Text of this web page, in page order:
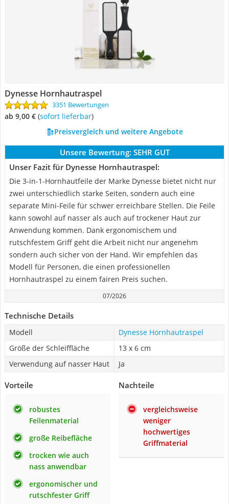
Dynesse Hornhautraspel
3351 Bewertungen
ab 9,00 € ( Sofort lieferbar)
Preisvergleich und weitere Angebote
Unsere Bewertung: SEHR GUT
Unser Fazit für Dynesse Hornhautraspel:
Die 3-in-1-Hornhautfeile der Marke Dynesse bietet nicht nur
zwei unterschiedlich starke Seiten, sondern auch eine
separate Mini-Feile für schwer erreichbare Stellen. Die Feile
kann sowohl auf nasser als auch auf trockener Haut zur
Anwendung kommen. Dank ergonomischem und
rutschfestem Griff geht die Arbeit nicht nur angenehm
sondern auch sicher von der Hand. Wir empfehlen das
Modell für Personen, die einen professionellen
Hornhautraspel zu einem fairen Preis suchen.
07/2026
Technische Details
Modell
Dynesse Hornhautraspel
Größe der Schleiffläche
13 x 6 cm
Verwendung auf nasser Haut
Ja
Vorteile
robustes
Feilenmaterial
große Reibefläche
trocken wie auch
nass anwendbar
ergonomischer und
rutschfester Griff
Nachteile
vergleichsweise
weniger
hochwertiges
Griffmaterial